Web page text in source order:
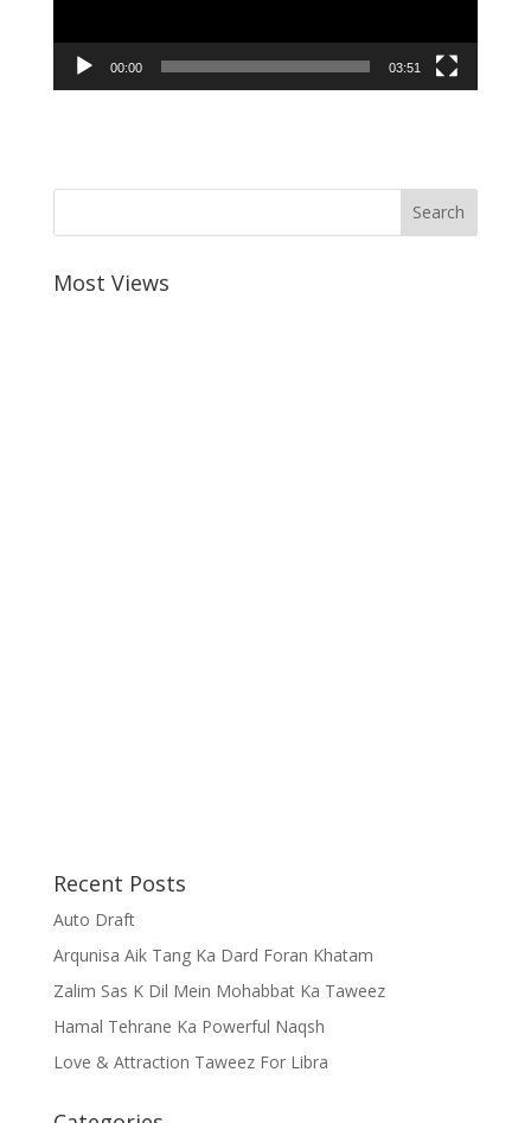
00:00 03:51
Most Views
Recent Posts
Auto Draft
Arqunisa Aik Tang Ka Dard Foran Khatam
Zalim Sas K Dil Mein Mohabbat Ka Taweez
Hamal Tehrane Ka Powerful Naqsh
Love & Attraction Taweez For Libra